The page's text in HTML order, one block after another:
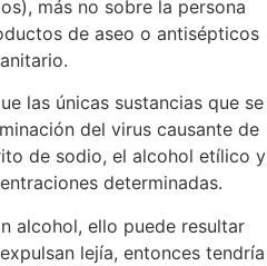
más no sobre la persona
de aseo o antisépticos
las únicas sustancias que se
del virus causante de
de sodio, el alcohol etílico y
determinadas.
alcohol, ello puede resultar
lejía, entonces tendría